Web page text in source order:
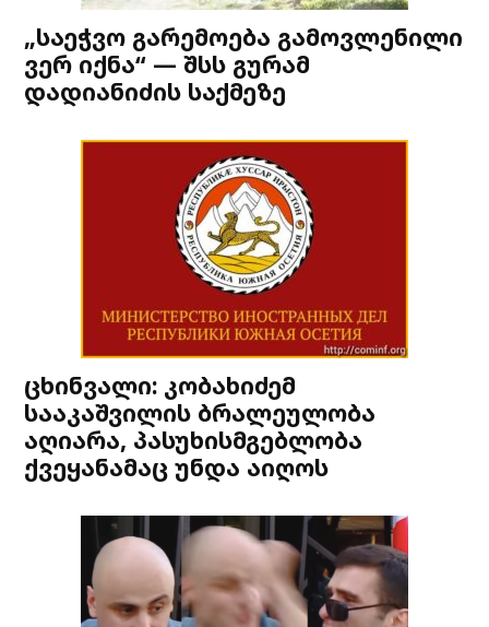
„საეჭვო გარემოება გამოვლენილი
ვერ იქნა“ — შსს გურამ
დადიანიძის საქმეზე
ცხინვალი: კობახიძემ
სააკაშვილის ბრალეულობა
აღიარა, პასუხისმგებლობა
ქვეყანამაც უნდა აიღოს